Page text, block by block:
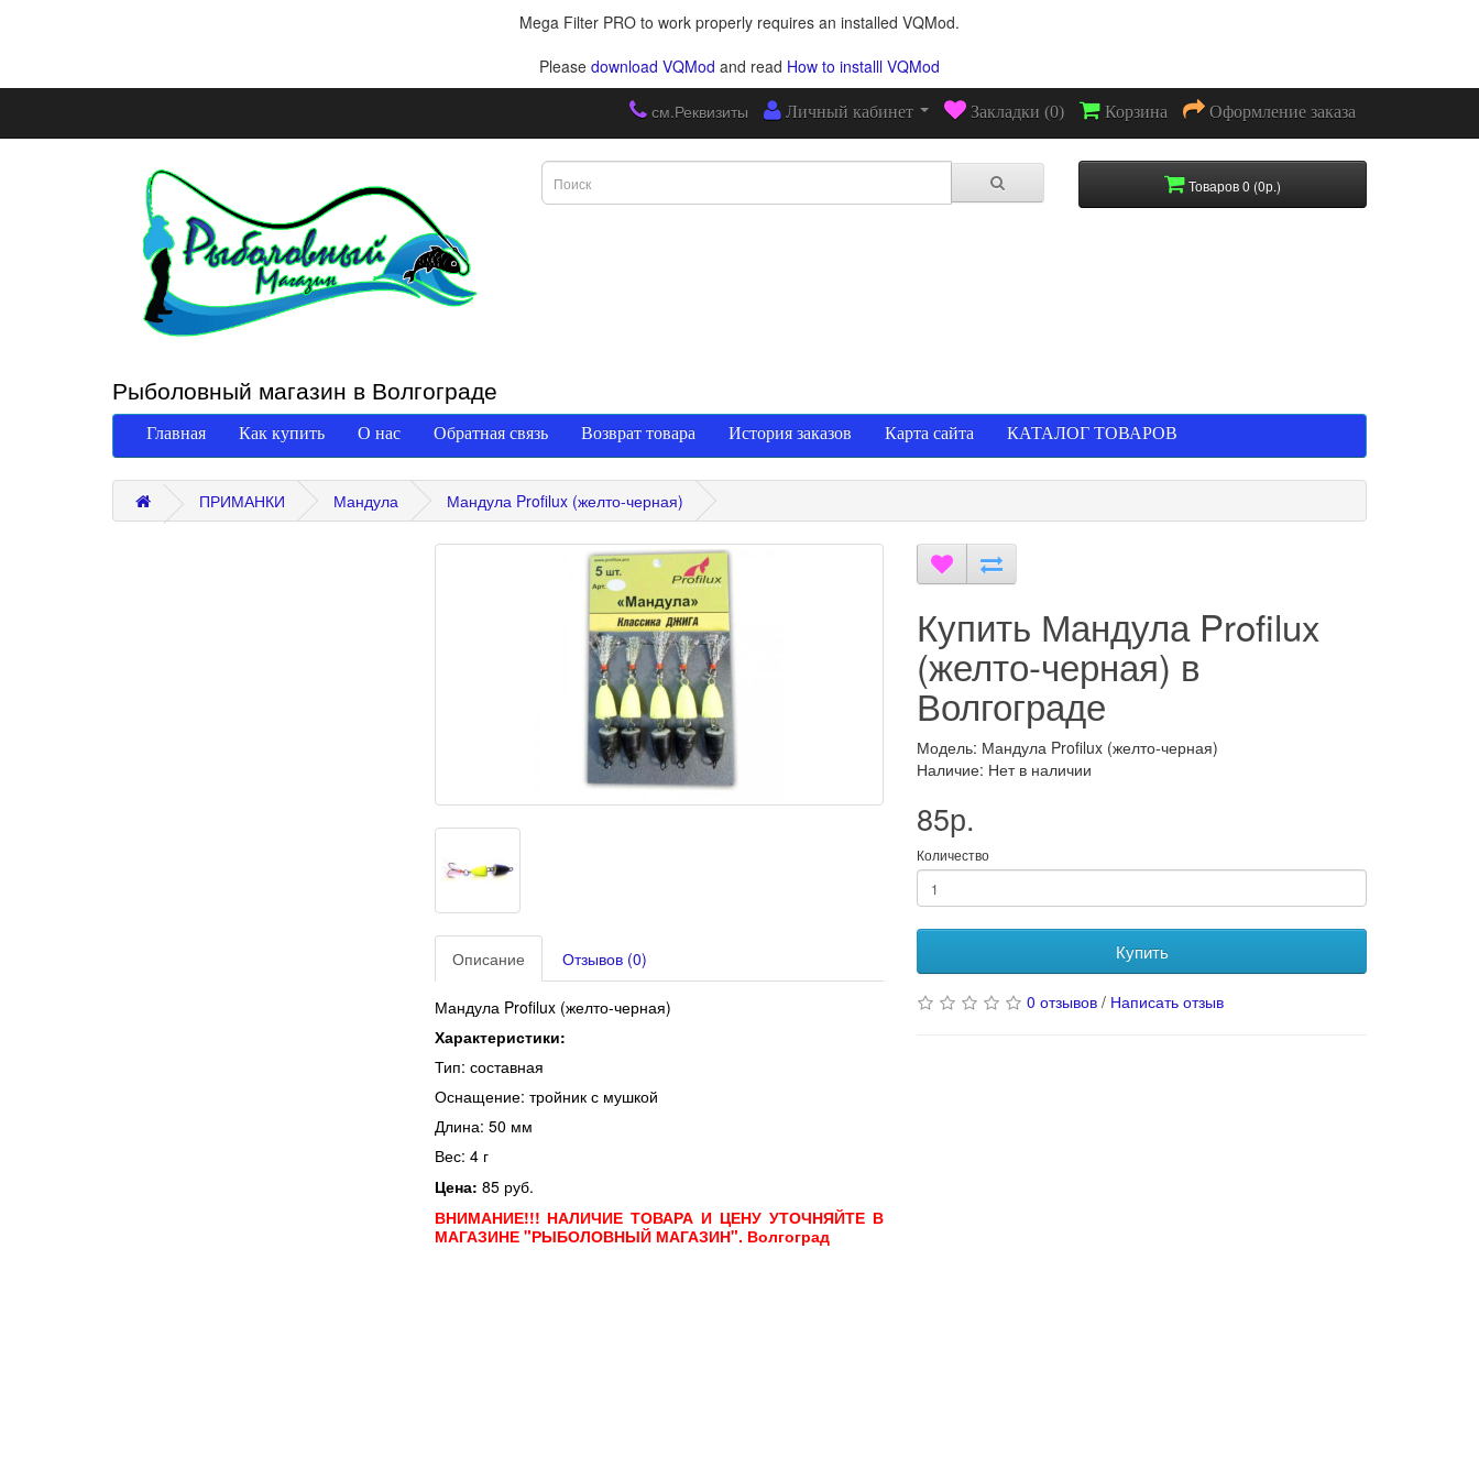
Mega Filter PRO to work properly requires an installed VQMod.
Please download VQMod and read How to installl VQMod
см.Реквизиты Личный кабинет Закладки (0) Корзина Оформление заказа
Товаров 0 (0р.)
Рыболовный магазин в Волгограде
Главная Как купить О нас Обратная связь Возврат товара История заказов Карта сайта КАТАЛОГ ТОВАРОВ
ПРИМАНКИ Мандула Мандула Profilux (желто-черная)
Описание Отзывов (0)
Мандула Profilux (желто-черная)
Характеристики:
Тип: составная
Оснащение: тройник с мушкой
Длина: 50 мм
Вес: 4 г
Цена: 85 руб.
ВНИМАНИЕ!!! НАЛИЧИЕ ТОВАРА И ЦЕНУ УТОЧНЯЙТЕ В
МАГАЗИНЕ "РЫБОЛОВНЫЙ МАГАЗИН". Волгоград
Купить Мандула Profilux
(желто-черная) в
Волгограде
Модель: Мандула Profilux (желто-черная)
Наличие: Нет в наличии
85р.
Количество
Купить
0 отзывов / Написать отзыв